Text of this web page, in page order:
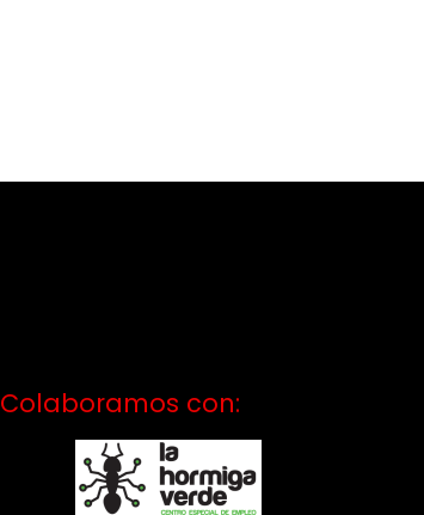
Colaboramos con: